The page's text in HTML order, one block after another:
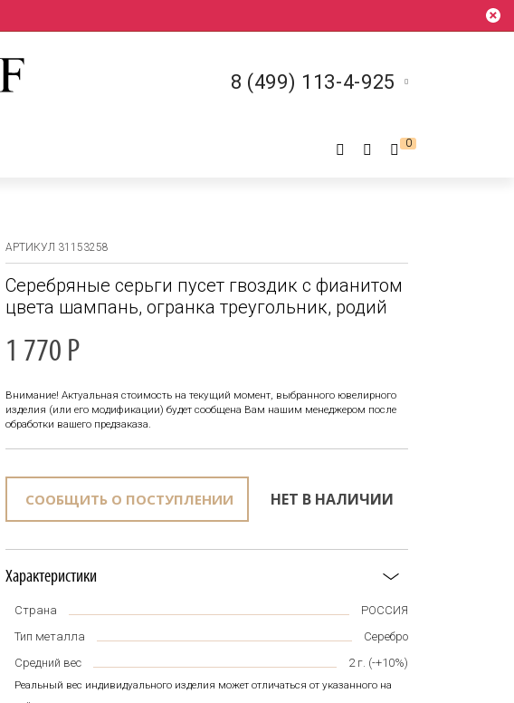
8 (499) 113-4-925
0
АРТИКУЛ 31153258
Серебряные серьги пусет гвоздик с фианитом
цвета шампань, огранка треугольник, родий
1 770 Р
Внимание! Актуальная стоимость на текущий момент, выбранного ювелирного
изделия (или его модификации) будет сообщена Вам нашим менеджером после
обработки вашего предзаказа.
СООБЩИТЬ О ПОСТУПЛЕНИИ НЕТ В НАЛИЧИИ
Характеристики
Страна
РОССИЯ
Тип металла
Серебро
Средний вес
2 г. (-+10%)
Реальный вес индивидуального изделия может отличаться от указанного на